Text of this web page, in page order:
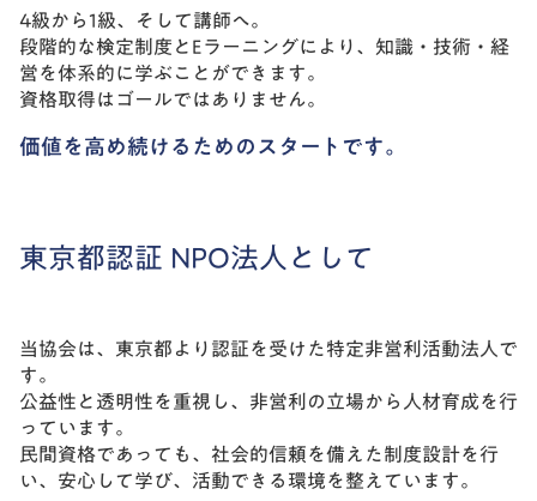
4級から1級、そして講師へ。
段階的な検定制度とEラーニングにより、知識・技術・経
営を体系的に学ぶことができます。
資格取得はゴールではありません。
価値を高め続けるためのスタートです。
東京都認証 NPO法人として
当協会は、東京都より認証を受けた特定非営利活動法人で
す。
公益性と透明性を重視し、非営利の立場から人材育成を行
っています。
民間資格であっても、社会的信頼を備えた制度設計を行
い、安心して学び、活動できる環境を整えています。